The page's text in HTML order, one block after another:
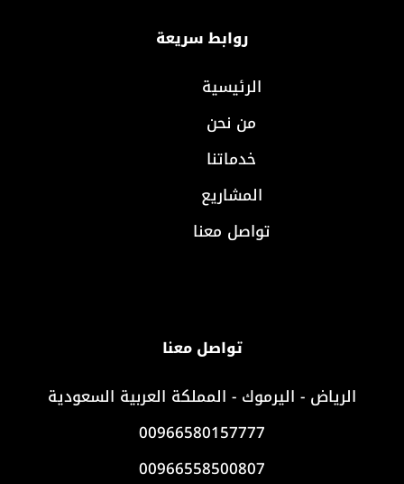
روابط سريعة
الرئيسية
من نحن
خدماتنا
المشاريع
تواصل معنا
تواصل معنا
الرياض - اليرموك - المملكة العربية السعودية
00966580157777
00966558500807